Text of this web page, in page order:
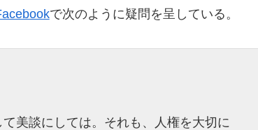
で次のように疑問を呈している。
美談にしては。それも、人権を大切に